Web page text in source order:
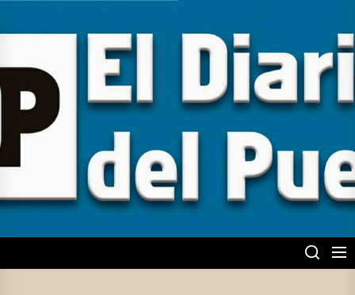
content
EL DIARIO DEL
PUEBLO